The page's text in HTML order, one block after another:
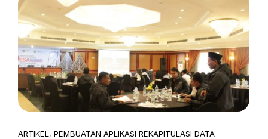
ARTIKEL , PEMBUATAN APLIKASI REKAPITULASI DATA